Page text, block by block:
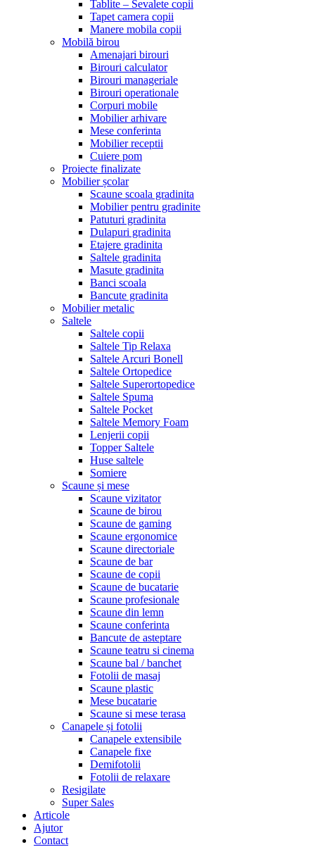
Tablite – Sevalete copii
Tapet camera copii
Manere mobila copii
Mobilă birou
Amenajari birouri
Birouri calculator
Birouri manageriale
Birouri operationale
Corpuri mobile
Mobilier arhivare
Mese conferinta
Mobilier receptii
Cuiere pom
Proiecte finalizate
Mobilier școlar
Scaune scoala gradinita
Mobilier pentru gradinite
Patuturi gradinita
Dulapuri gradinita
Etajere gradinita
Saltele gradinita
Masute gradinita
Banci scoala
Bancute gradinita
Mobilier metalic
Saltele
Saltele copii
Saltele Tip Relaxa
Saltele Arcuri Bonell
Saltele Ortopedice
Saltele Superortopedice
Saltele Spuma
Saltele Pocket
Saltele Memory Foam
Lenjerii copii
Topper Saltele
Huse saltele
Somiere
Scaune și mese
Scaune vizitator
Scaune de birou
Scaune de gaming
Scaune ergonomice
Scaune directoriale
Scaune de bar
Scaune de copii
Scaune de bucatarie
Scaune profesionale
Scaune din lemn
Scaune conferinta
Bancute de asteptare
Scaune teatru si cinema
Scaune bal / banchet
Fotolii de masaj
Scaune plastic
Mese bucatarie
Scaune si mese terasa
Canapele și fotolii
Canapele extensibile
Canapele fixe
Demifotolii
Fotolii de relaxare
Resigilate
Super Sales
Articole
Ajutor
Contact